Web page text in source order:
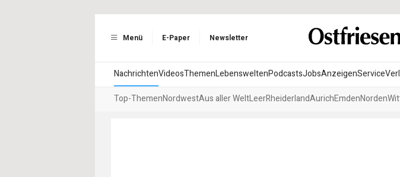
Menü E-Paper Newsletter
NachrichtenVideosThemenLebensweltenPodcastsJobsAnzeigenService
Top-ThemenNordwestAus aller WeltLeerRheiderlandAurichEmdenNorden